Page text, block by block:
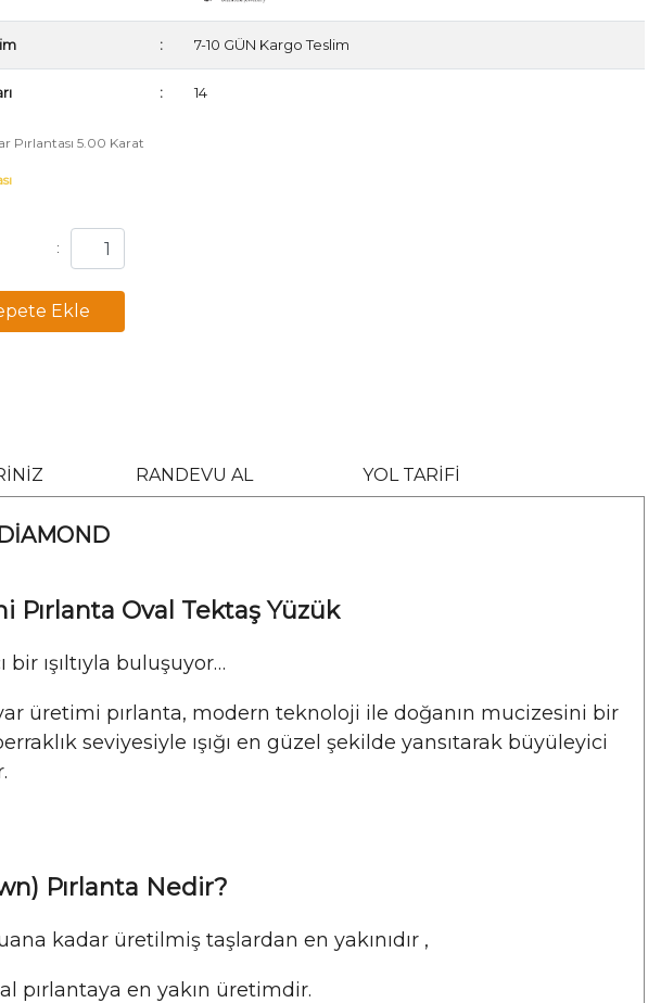
: 7-10 GÜN Kargo Teslim
: 14
Pırlantası 5.00 Karat
:
RANDEVU AL YOL TARİFİ
Pırlanta Oval Tektaş Yüzük
ışıltıyla buluşuyor…
üretimi pırlanta, modern teknoloji ile doğanın mucizesini bir
seviyesiyle ışığı en güzel şekilde yansıtarak büyüleyici
Pırlanta Nedir?
kadar üretilmiş taşlardan en yakınıdır ,
pırlantaya en yakın üretimdir.